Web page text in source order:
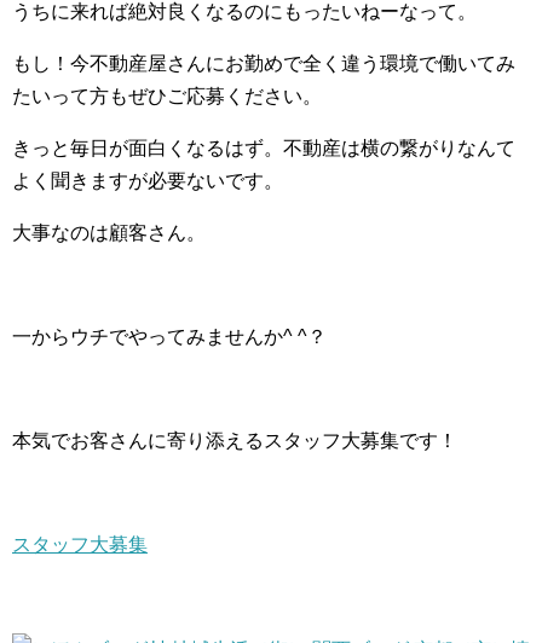
うちに来れば絶対良くなるのにもったいねーなって。
もし！今不動産屋さんにお勤めで全く違う環境で働いてみ
たいって方もぜひご応募ください。
きっと毎日が面白くなるはず。不動産は横の繋がりなんて
よく聞きますが必要ないです。
大事なのは顧客さん。
一からウチでやってみませんか^ ^？
本気でお客さんに寄り添えるスタッフ大募集です！
スタッフ大募集